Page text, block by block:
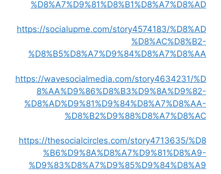
%D8%A7%D9%81%D8%B1%D8%A7%D8%AD
https://socialupme.com/story4574183/%D8%AD
%D8%AC%D8%B2-
%D8%B5%D8%A7%D9%84%D8%A7%D8%AA
https://wavesocialmedia.com/story4634231/%D
8%AA%D9%86%D8%B3%D9%8A%D9%82-
%D8%AD%D9%81%D9%84%D8%A7%D8%AA-
%D8%B2%D9%88%D8%A7%D8%AC
https://thesocialcircles.com/story4713635/%D8
%B6%D9%8A%D8%A7%D9%81%D8%A9-
%D9%83%D8%A7%D9%85%D9%84%D8%A9